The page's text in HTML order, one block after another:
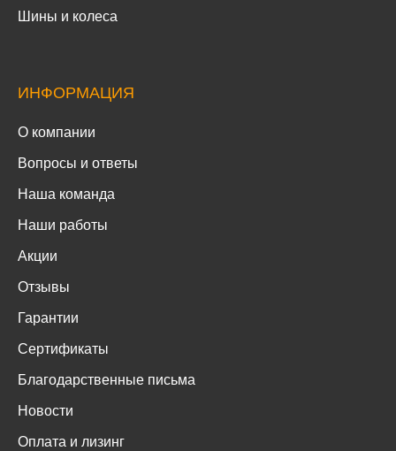
Шины и колеса
ИНФОРМАЦИЯ
О компании
Вопросы и ответы
Наша команда
Наши работы
Акции
Отзывы
Гарантии
Сертификаты
Благодарственные письма
Новости
Оплата и лизинг